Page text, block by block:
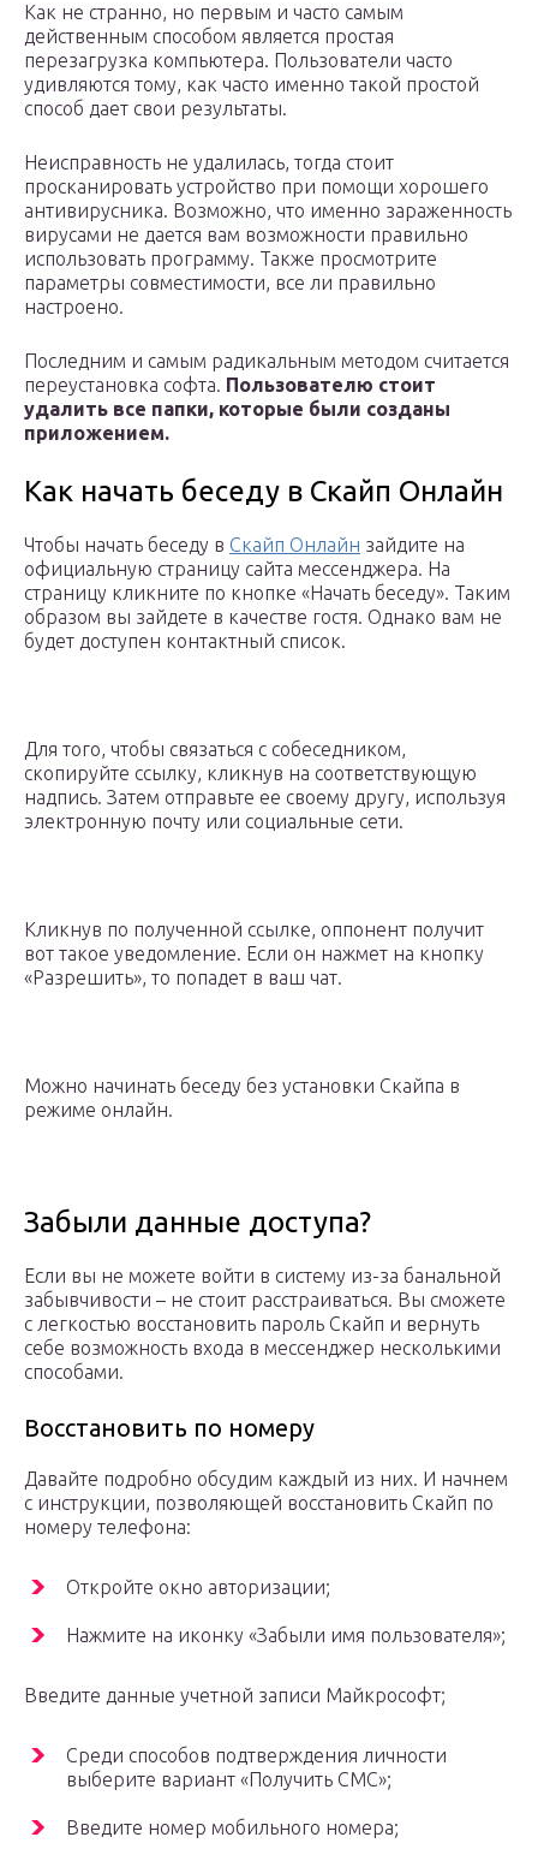
Как не странно, но первым и часто самым
действенным способом является простая
перезагрузка компьютера. Пользователи часто
удивляются тому, как часто именно такой простой
способ дает свои результаты.
Неисправность не удалилась, тогда стоит
просканировать устройство при помощи хорошего
антивирусника. Возможно, что именно зараженность
вирусами не дается вам возможности правильно
использовать программу. Также просмотрите
параметры совместимости, все ли правильно
настроено.
Последним и самым радикальным методом считается
переустановка софта. Пользователю стоит
удалить все папки, которые были созданы
приложением.
Как начать беседу в Скайп Онлайн
Чтобы начать беседу в Скайп Онлайн зайдите на
официальную страницу сайта мессенджера. На
страницу кликните по кнопке «Начать беседу». Таким
образом вы зайдете в качестве гостя. Однако вам не
будет доступен контактный список.
Для того, чтобы связаться с собеседником,
скопируйте ссылку, кликнув на соответствующую
надпись. Затем отправьте ее своему другу, используя
электронную почту или социальные сети.
Кликнув по полученной ссылке, оппонент получит
вот такое уведомление. Если он нажмет на кнопку
«Разрешить», то попадет в ваш чат.
Можно начинать беседу без установки Скайпа в
режиме онлайн.
Забыли данные доступа?
Если вы не можете войти в систему из-за банальной
забывчивости – не стоит расстраиваться. Вы сможете
с легкостью восстановить пароль Скайп и вернуть
себе возможность входа в мессенджер несколькими
способами.
Восстановить по номеру
Давайте подробно обсудим каждый из них. И начнем
с инструкции, позволяющей восстановить Скайп по
номеру телефона:
Откройте окно авторизации;
Нажмите на иконку «Забыли имя пользователя»;
Введите данные учетной записи Майкрософт;
Среди способов подтверждения личности
выберите вариант «Получить СМС»;
Введите номер мобильного номера;